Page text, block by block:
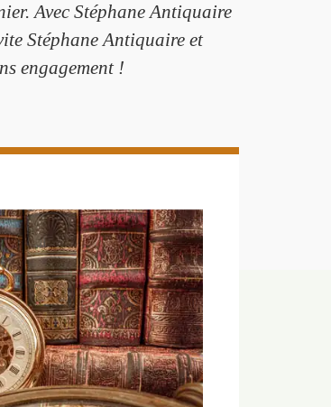
Avec Stéphane Antiquaire
Stéphane Antiquaire et
engagement !